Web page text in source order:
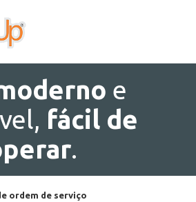
e
fácil de
.
ordem de serviço